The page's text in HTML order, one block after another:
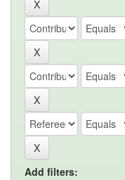
Add filters: